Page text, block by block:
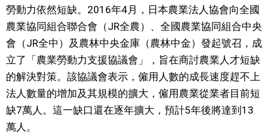
編輯部通知
勞動力依然短缺。2016年4月，日本農業法人協會向全國
農業協同組合聯合會（JR全農）、全國農業協同組合中央
會（JR全中）及農林中央金庫（農林中金）發起號召，成
立了「農業勞動力支援協議會」，旨在商討農業人才短缺
的解決對策。該協議會表示，僱用人數的成長速度趕不上
法人數量的增加及其規模的擴大，僱用農業從業者目前短
缺7萬人。這一缺口還在逐年擴大，預計5年後將達到13
萬人。